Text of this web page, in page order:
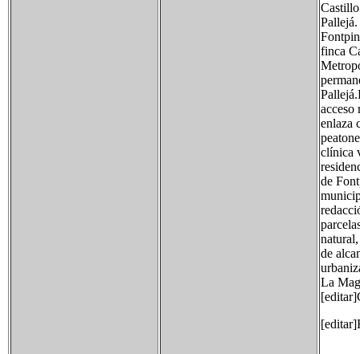
Pallejá.
finca
acceso
enlaza
clínica
de
de
La